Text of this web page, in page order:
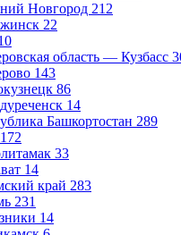
Новгород 212
22
область — Кузбасс
143
86
14
Башкортостан 289
172
33
14
край 283
231
14